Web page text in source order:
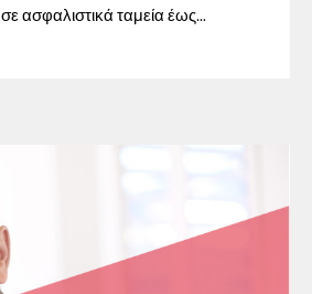
ασφαλιστικά ταμεία έως